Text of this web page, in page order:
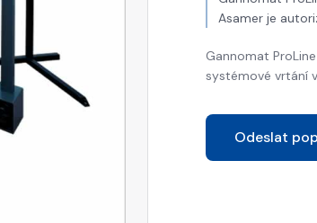
Asamer je
Gannomat
systémové vrtání
Odeslat